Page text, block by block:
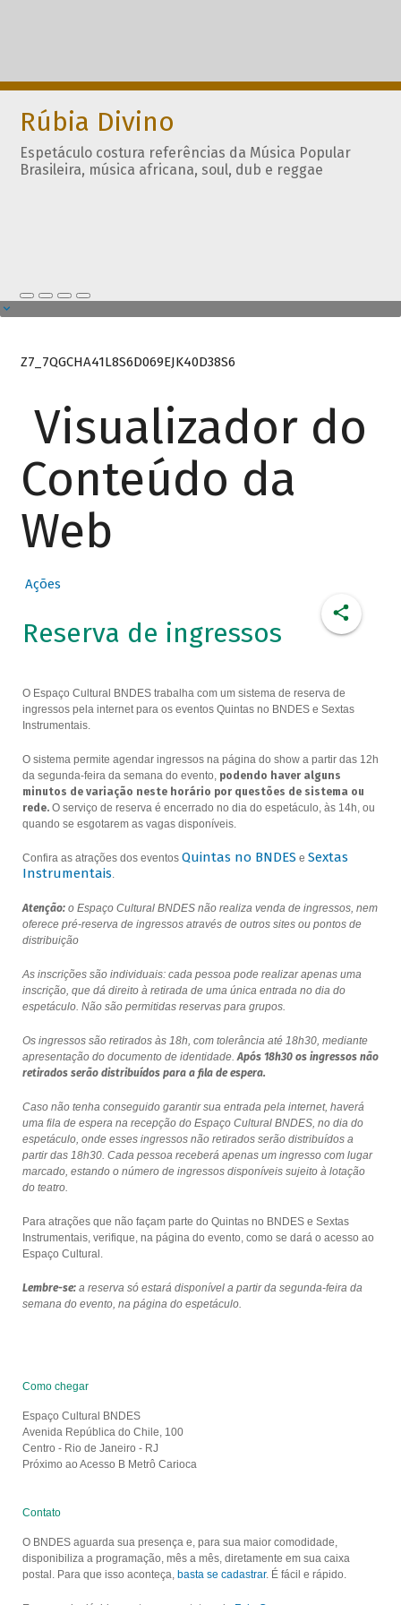
Rúbia Divino
Espetáculo costura referências da Música Popular
Brasileira, música africana, soul, dub e reggae
Z7_7QGCHA41L8S6D069EJK40D38S6
Visualizador do
Conteúdo da
Web
Ações
Reserva de ingressos
O Espaço Cultural BNDES trabalha com um sistema de reserva de
ingressos pela internet para os eventos Quintas no BNDES e Sextas
Instrumentais.
O sistema permite agendar ingressos na página do show a partir das 12h
da segunda-feira da semana do evento, podendo haver alguns
minutos de variação neste horário por questões de sistema ou
rede.O serviço de reserva é encerrado no dia do espetáculo, às 14h, ou
quando se esgotarem as vagas disponíveis.
Confira as atrações dos eventos Quintas no BNDES e Sextas
Instrumentais.
Atenção:o Espaço Cultural BNDES não realiza venda de ingressos, nem
oferece pré-reserva de ingressos através de outros sites ou pontos de
distribuição
As inscrições são individuais: cada pessoa pode realizar apenas uma
inscrição, que dá direito à retirada de uma única entrada no dia do
espetáculo. Não são permitidas reservas para grupos.
Os ingressos são retirados às 18h, com tolerância até 18h30, mediante
apresentação do documento de identidade.Após 18h30 os ingressos não
retirados serão distribuídos para a fila de espera.
Caso não tenha conseguido garantir sua entrada pela internet, haverá
uma fila de espera na recepção do Espaço Cultural BNDES, no dia do
espetáculo, onde esses ingressos não retirados serão distribuídos a
partir das 18h30. Cada pessoa receberá apenas um ingresso com lugar
marcado, estando o número de ingressos disponíveis sujeito à lotação
do teatro.
Para atrações que não façam parte do Quintas no BNDES e Sextas
Instrumentais, verifique, na página do evento, como se dará o acesso ao
Espaço Cultural.
Lembre-se:a reserva só estará disponível a partir da segunda-feira da
semana do evento, na página do espetáculo.
Como chegar
Espaço Cultural BNDES
Avenida República do Chile, 100
Centro - Rio de Janeiro - RJ
Próximo ao Acesso B Metrô Carioca
Contato
O BNDES aguarda sua presença e, para sua maior comodidade,
disponibiliza a programação, mês a mês, diretamente em sua caixa
postal. Para que isso aconteça, basta se cadastrar. É fácil e rápido.